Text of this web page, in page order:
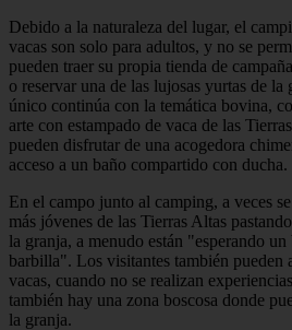
Debido a la naturaleza del lugar, el
vacas son solo para adultos, y no se
pueden traer su propia tienda de
o reservar una de las lujosas yurtas de la
único continúa con la temática bovina,
arte con estampado de vaca de las
pueden disfrutar de una acogedora
acceso a un baño compartido con ducha.
En el campo junto al camping, a veces
más jóvenes de las Tierras Altas
la granja, a menudo están "esperando un
barbilla". Los visitantes también pueden
vacas, cuando no se realizan
también hay una zona boscosa donde
la granja.